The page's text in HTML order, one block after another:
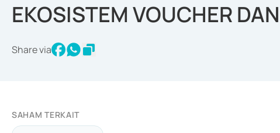
EKOSISTEM VOUCHER
Share via
SAHAM TERKAIT